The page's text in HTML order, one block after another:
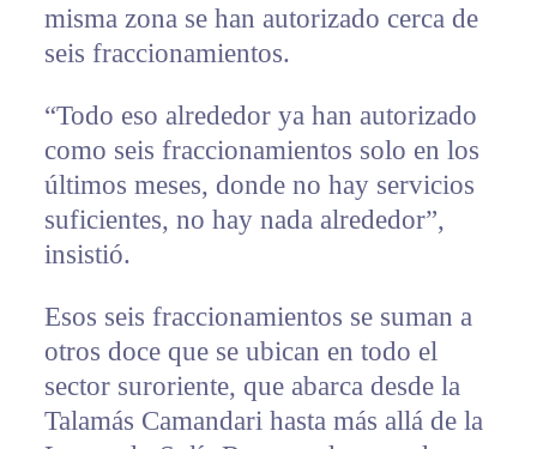
misma zona se han autorizado cerca de
seis fraccionamientos.
“Todo eso alrededor ya han autorizado
como seis fraccionamientos solo en los
últimos meses, donde no hay servicios
suficientes, no hay nada alrededor”,
insistió.
Esos seis fraccionamientos se suman a
otros doce que se ubican en todo el
sector suroriente, que abarca desde la
Talamás Camandari hasta más allá de la